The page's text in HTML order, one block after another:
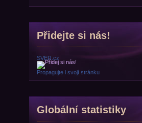
Přidejte si nás!
SVER.cz
Propagujte i svojí stránku
Globální statistiky